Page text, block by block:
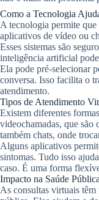
Como a Tecnologia
A tecnologia permite que
aplicativos de vídeo ou
Esses sistemas são
inteligência artificial
Ela pode pré-selecionar
conversa. Isso facilita o
atendimento.
Tipos de Atendimento
Existem diferentes
videochamadas, que são
também chats, onde
Alguns aplicativos
sintomas. Tudo isso
caso. É uma forma
Impacto na Saúde Pública
As consultas virtuais